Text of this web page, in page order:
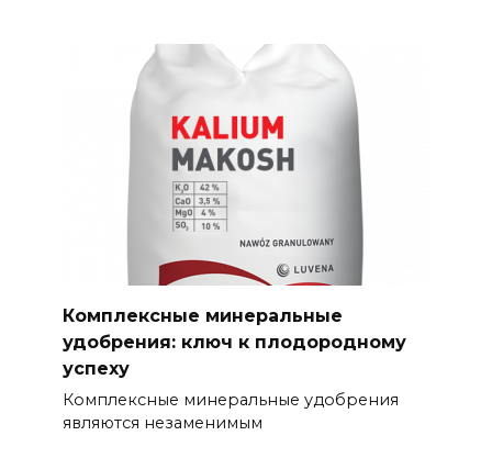
Комплексные минеральные
удобрения: ключ к плодородному
успеху
Комплексные минеральные удобрения
являются незаменимым